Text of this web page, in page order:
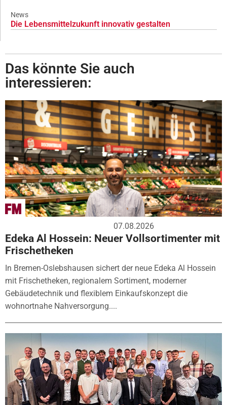
News
Die Lebensmittelzukunft innovativ gestalten
Das könnte Sie auch
interessieren:
07.08.2026
Edeka Al Hossein: Neuer Vollsortimenter mit
Frischetheken
In Bremen-Oslebshausen sichert der neue Edeka Al Hossein
mit Frischetheken, regionalem Sortiment, moderner
Gebäudetechnik und flexiblem Einkaufskonzept die
wohnortnahe Nahversorgung....